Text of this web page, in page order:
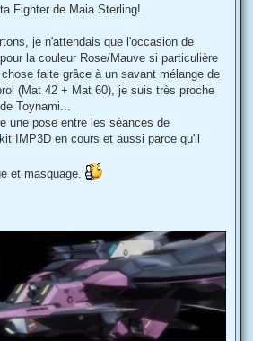
Fighter de Maia Sterling!
je n'attendais que l'occasion de
la couleur Rose/Mauve si particulière
faite grâce à un savant mélange de
(Mat 42 + Mat 60), je suis très proche
Toynami...
une pose entre les séances de
IMP3D en cours et aussi parce qu'il
et masquage.